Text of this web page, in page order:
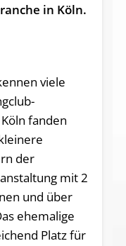
in Köln.
viele
fanden
der
mit 2
und über
ehemalige
Platz für